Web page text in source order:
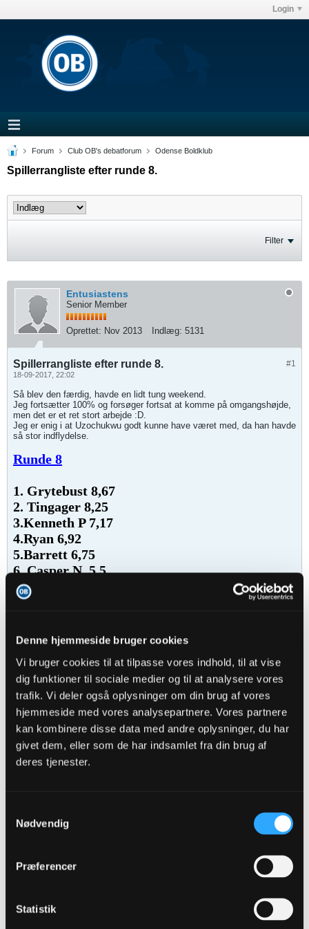
Denne hjemmeside bruger cookies
Vi bruger cookies til at tilpasse vores indhold, til at vise
dig funktioner til sociale medier og til at analysere vores
trafik. Vi deler også oplysninger om din brug af vores
hjemmeside med vores analysepartnere. Vores partnere
kan kombinere disse data med andre oplysninger, du har
givet dem, eller som de har indsamlet fra din brug af
deres tjenester.
Nødvendig
Præferencer
Statistik
Login
Forum Club OB's debatforum Odense Boldklub
Spillerrangliste efter runde 8.
Filter
Entusiastens
Senior Member
Oprettet: Nov 2013 Indlæg: 5131
#1
Spillerrangliste efter runde 8.
18-09-2017, 22:02
Så blev den færdig, havde en lidt tung weekend.
Jeg fortsætter 100% og forsøger fortsat at komme på omgangshøjde,
men det er et ret stort arbejde :D.
Jeg er enig i at Uzochukwu godt kunne have været med, da han havde
så stor indflydelse.
Runde 8
1. Grytebust 8,67
2. Tingager 8,25
3.Kenneth P 7,17
4.Ryan 6,92
5.Barrett 6,75
6. Casper N. 5,5
7. Thomasen 5,42
8. Greve 5,08
10. Anders K. 4,33
Indskiftere runde 8
1. Tverskov 6,08
2. Desler5,58
Gennemsnit efter runde 8
1. Grytebust 6,57 (8)
Kenneth P 5,85 (7)
5. Tingager 5,71 (8)
8. Anders K. 4,08 (8)
11. Joao P. 3,52 (4)